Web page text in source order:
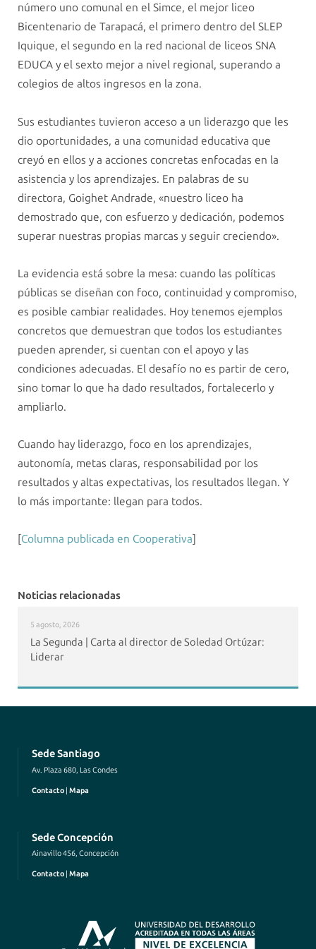
número uno comunal en el Simce, el mejor liceo
Bicentenario de Tarapacá, el primero dentro del SLEP
Iquique, el segundo en la red nacional de liceos SNA
EDUCA y el sexto mejor a nivel regional, superando a
colegios de altos ingresos en la zona.
Sus estudiantes tuvieron acceso a un liderazgo que les
dio oportunidades, a una comunidad educativa que
creyó en ellos y a acciones concretas enfocadas en la
asistencia y los aprendizajes. En palabras de su
directora, Goighet Andrade, «nuestro liceo ha
demostrado que, con esfuerzo y dedicación, podemos
superar nuestras propias marcas y seguir creciendo».
La evidencia está sobre la mesa: cuando las políticas
públicas se diseñan con foco, continuidad y compromiso,
es posible cambiar realidades. Hoy tenemos ejemplos
concretos que demuestran que todos los estudiantes
pueden aprender, si cuentan con el apoyo y las
condiciones adecuadas. El desafío no es partir de cero,
sino tomar lo que ha dado resultados, fortalecerlo y
ampliarlo.
Cuando hay liderazgo, foco en los aprendizajes,
autonomía, metas claras, responsabilidad por los
resultados y altas expectativas, los resultados llegan. Y
lo más importante: llegan para todos.
[Columna publicada en Cooperativa]
Noticias relacionadas
5 agosto, 2026
La Segunda | Carta al director de Soledad Ortúzar:
Liderar
Sede Santiago
Av. Plaza 680, Las Condes
Contacto | Mapa
Sede Concepción
Ainavillo 456, Concepción
Contacto Mapa